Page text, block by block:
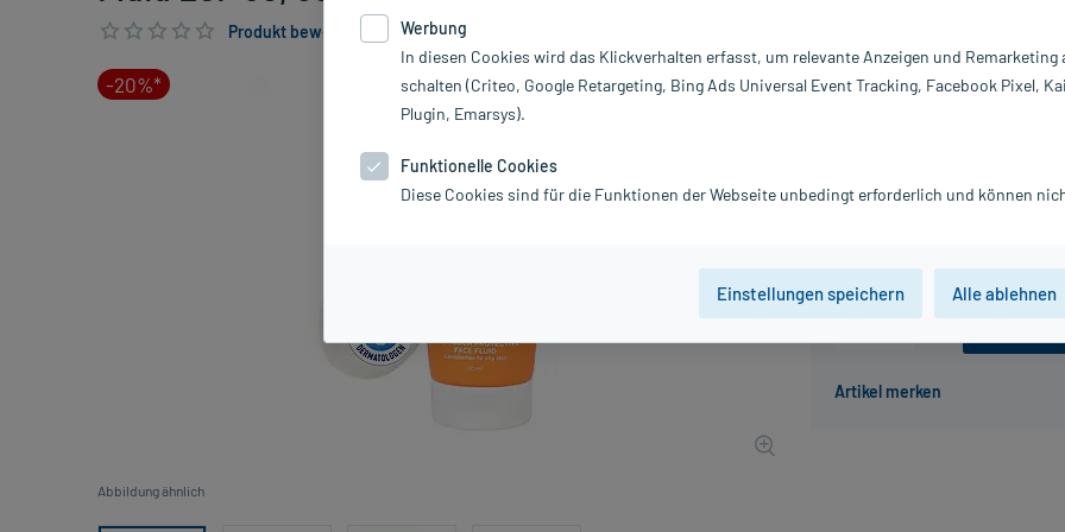
Produkt bewerten & PlusHerzen sichern
-20%*
Abbildung ähnlich
inkl. MwSt. Gratis-Versand innerhalb D.
PZN:
Hersteller:
Werbung
In diesen Cookies wird das Klickverhalten erfasst, um relevante Anzeigen und Remarketing
schalten (Criteo, Google Retargeting, Bing Ads Universal Event Tracking, Facebook Pixel,
Plugin, Emarsys).
Funktionelle Cookies
Diese Cookies sind für die Funktionen der Webseite unbedingt erforderlich und können
Einstellungen speichern Alle ablehnen